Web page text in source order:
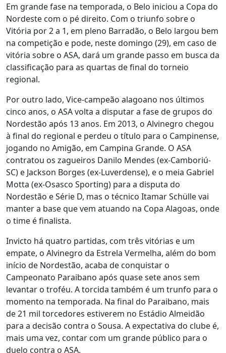
Em grande fase na temporada, o Belo iniciou a Copa do
Nordeste com o pé direito. Com o triunfo sobre o
Vitória por 2 a 1, em pleno Barradão, o Belo largou bem
na competição e pode, neste domingo (29), em caso de
vitória sobre o ASA, dará um grande passo em busca da
classificação para as quartas de final do torneio
regional.
Por outro lado, Vice-campeão alagoano nos últimos
cinco anos, o ASA volta a disputar a fase de grupos do
Nordestão após 13 anos. Em 2013, o Alvinegro chegou
à final do regional e perdeu o título para o Campinense,
jogando no Amigão, em Campina Grande. O ASA
contratou os zagueiros Danilo Mendes (ex-Camboriú-
SC) e Jackson Borges (ex-Luverdense), e o meia Gabriel
Motta (ex-Osasco Sporting) para a disputa do
Nordestão e Série D, mas o técnico Itamar Schülle vai
manter a base que vem atuando na Copa Alagoas, onde
o time é finalista.
Invicto há quatro partidas, com três vitórias e um
empate, o Alvinegro da Estrela Vermelha, além do bom
início de Nordestão, acaba de conquistar o
Campeonato Paraibano após quase sete anos sem
levantar o troféu. A torcida também é um trunfo para o
momento na temporada. Na final do Paraibano, mais
de 21 mil torcedores estiverem no Estádio Almeidão
para a decisão contra o Sousa. A expectativa do clube é,
mais uma vez, contar com um grande público para o
duelo contra o ASA.